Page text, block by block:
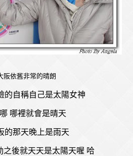
阪依舊非常的晴朗
的自稱自己是太陽女神
哪裡就會是晴天
的那天晚上是雨天
之後就天天是太陽天喔 哈